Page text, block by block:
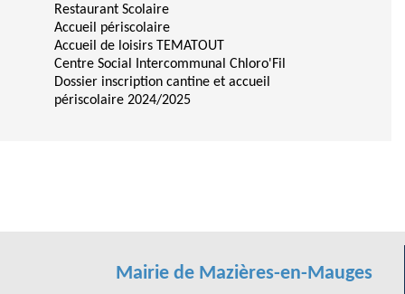
Restaurant Scolaire
Accueil périscolaire
Accueil de loisirs TEMATOUT
Centre Social Intercommunal Chloro'Fil
Dossier inscription cantine et accueil
périscolaire 2024/2025
Mairie de Mazières-en-Mauges